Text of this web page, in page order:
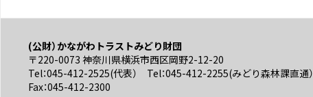
(公財）かながわトラストみどり財団
〒220-0073 神奈川県横浜市西区岡野2-12-20
Tel：045-412-2525(代表） Tel：045-412-2255(みどり森林課直通）
Fax：045-412-2300